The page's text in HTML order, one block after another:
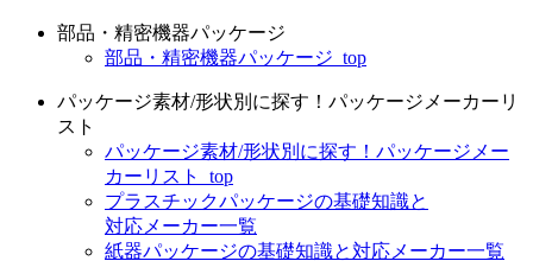
部品・精密機器パッケージ
部品・精密機器パッケージ_top
パッケージ素材/形状別に探す！パッケージメーカーリ
スト
パッケージ素材/形状別に探す！パッケージメー
カーリスト_top
プラスチックパッケージの基礎知識と
対応メーカー一覧
紙器パッケージの基礎知識と対応メーカー一覧